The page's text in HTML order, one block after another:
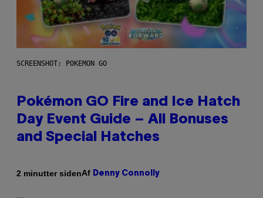
SCREENSHOT: POKEMON GO
Pokémon GO Fire and Ice Hatch
Day Event Guide – All Bonuses
and Special Hatches
2 minutter sidenAf Denny Connolly